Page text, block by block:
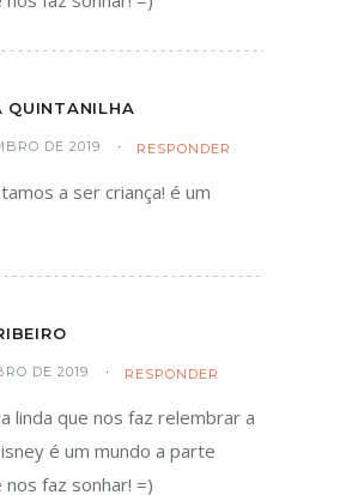
QUINTANILHA
DE 2019 RESPONDER
a ser criança! é um
DE 2019 RESPONDER
linda que nos faz relembrar a
é um mundo a parte
faz sonhar! =)